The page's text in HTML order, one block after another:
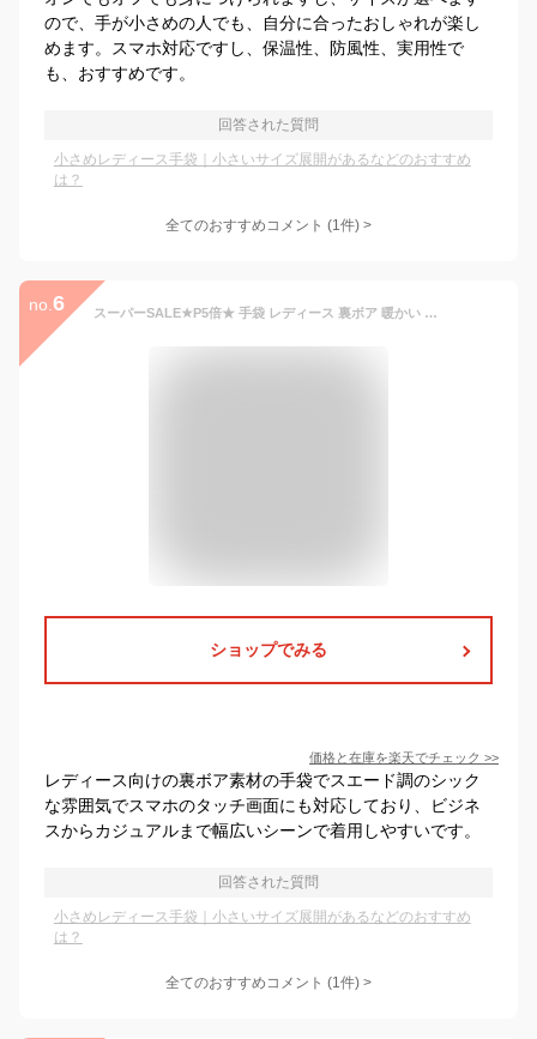
ので、手が小さめの人でも、自分に合ったおしゃれが楽し
めます。スマホ対応ですし、保温性、防風性、実用性で
も、おすすめです。
回答された質問
小さめレディース手袋｜小さいサイズ展開があるなどのおすすめ
は？
全てのおすすめコメント (1件) >
no. 6 スーパーSALE★P5倍★ 手袋 レディース 裏ボア 暖かい 冬 防寒 あったか なめらか スエード調 シャムード スマホタッチ対応 手袋 かわいい おしゃれ あったたかい 7色 手袋 グローブ プレゼント Sサイズ Mサイズ 手袋 小さめ サイズあり 送料無料
ショップでみる
価格と在庫を楽天でチェック >>
レディース向けの裏ボア素材の手袋でスエード調のシック
な雰囲気でスマホのタッチ画面にも対応しており、ビジネ
スからカジュアルまで幅広いシーンで着用しやすいです。
回答された質問
小さめレディース手袋｜小さいサイズ展開があるなどのおすすめ
は？
全てのおすすめコメント (1件) >